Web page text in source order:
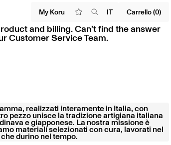
My Koru IT Carrello (0)
and billing. Can’t find the answer
Customer Service Team.
realizzati interamente in Italia, con
pezzo unisce la tradizione artigiana italiana
e giapponese. La nostra missione è
materiali selezionati con cura, lavorati nel
durino nel tempo.